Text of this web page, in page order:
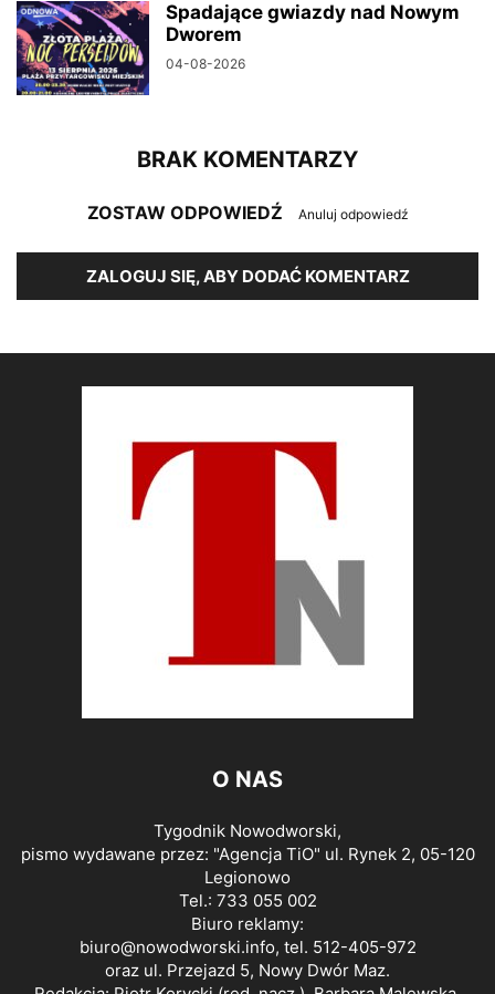
Spadające gwiazdy nad Nowym
Dworem
04-08-2026
BRAK KOMENTARZY
ZOSTAW ODPOWIEDŹ Anuluj odpowiedź
ZALOGUJ SIĘ, ABY DODAĆ KOMENTARZ
O NAS
Tygodnik Nowodworski,
pismo wydawane przez: "Agencja TiO" ul. Rynek 2, 05-120
Legionowo
Tel.: 733 055 002
Biuro reklamy:
biuro@nowodworski.info, tel. 512-405-972
oraz ul. Przejazd 5, Nowy Dwór Maz.